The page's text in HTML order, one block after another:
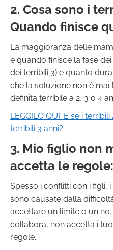
2. Cosa sono i
Quando finisce
La maggioranza delle
e quando finisce la fase
dei terribili 3) e quanto
che la soluzione non è mai
definita terribile a 2, 3 o 4
LEGGILO QUI: E se i terribili
terribili 3 anni?
3. Mio figlio non
accetta le
Spesso i conflitti con i figli,
sono causate dalla
accettare un limite o un
collabora, non accetta i
regole.